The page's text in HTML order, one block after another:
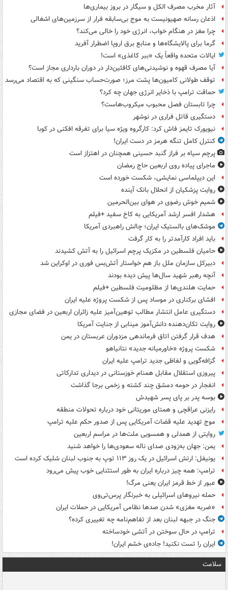
آثار مخرب مصرف الکل و سیگار در بروز بیماری‌ها
اذعان رسانه صهیونیست به موج بی‌سابقه فرار از سرزمین‌های اشغالی
چرا مغز در هنگام خواب، انرژی خود را خالی می‌کند؟
گرما برای پالایشگاه‌ها و منابع برق اروپا اضطرار آفرید
ایالات متحده واقعاً یک «ببر کاغذی» است!
آیا مصرف قهوه و نوشیدنی‌های کافئین‌دار در دوران بارداری مجاز است؟
توقف طولانی کامیون‌ها پشت مرز؛ صورت‌حساب سنگینی که به اقتصاد می‌رسد
حماقت ترامپ با ذخایر انرژی جهان چه کرد؟
چرا تابستان فصل محبوب میکروب‌هاست؟
دستگیری قاتل فراری در نوشهر
نیویورک تایمز فاش کرد: کارگروه ویژه سیا برای تفرقه افکنی در کوبا
کنترل کامل تنگه هرمز در دست ایران!
پرچم سیاه بر فراز گنبد حسینی همچنان در اهتزاز است
ماجرای پیاده روی اربعین حاج رمضان
این دیپلماسی نمایشی، شکست خورده است
روایت پزشکیان از انحلال بانک آینده
شمیم خوش رضوی در هوای بین‌الحرمین
هشدار افسر ارشد آمریکایی به کاخ سفید +فیلم
موشک‌های بالستیک ایران؛ چالش راهبردی آمریکا
باید افراد کارآمدتر را به کار گرفت
حامیان فلسطین در مکزیک پرچم اسرائیل را به آتش کشیدند
دبیرکل سازمان ملل باز هم خواستار آتش‌بس فوری در اوکراین شد
آنچه رهبر شهید سال‌ها پیش دیده بودند
حمایت هلندی‌ها از مظلومیت فلسطین +فیلم
افشای برکناری در موساد پس از شکست پروژه علیه ایران
دستگیری عامل انتشار مطالب توهین‌آمیز علیه زائران اربعین در فضای مجازی
روایت تکان‌دهنده دانش‌آموز مینابی از جنایت آمریکا
هدف قرار گرفتن اتاق‌ فرماندهی مزدوران عربستان در یمن
شکست پروژه «خاورمیانه جدید» نتانیاهو
گزافه‌گویی و لفاظی جدید ترامپ علیه ایران
پیروزی استقلال مقابل همنام خوزستانی در دیداری تدارکاتی
انفجار در حومه دمشق چند کشته و زخمی برجا گذاشت
بوسه‌ پدر بر پای پسر شهیدش
رایزنی عراقچی و همتای موریتانی خود درباره تحولات منطقه
موج تهدید علیه قضات آمریکایی پس از صدور حکم علیه ترامپ
روایتی از همدلی و همسویی ملت‌ها در مراسم اربعین
یمن: جهان به‌زودی صدای ناله سعودی‌ها را خواهد شنید
یونیفل: ارتش اسرائیل در یک روز ۱۱۳ توپ به جنوب لبنان شلیک کرده است
ترامپ: همه چیز درباره ایران به طور استثنایی خوب پیش می‌رود
عبور از خط قرمز ایران یعنی مرگ!
حمله نیروهای اسرائیلی به خبرنگار پرس‌تی‌وی
«ضربه مغزی» شدن صدها نظامی آمریکایی در حملات ایران
جنگ در جبهه لبنان بعد از تفاهم‌نامه چه تغییری کرده؟
ترامپ در حال سوختن در آتشی خودساخته
ایران را تست نکنید! جاده‌ی خشم ایران!
سلامت